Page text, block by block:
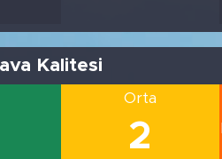
Kalitesi
Orta
2